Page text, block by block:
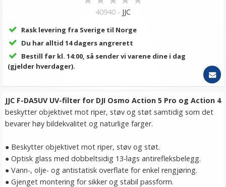
40940 - JJC
Rask levering fra Sverige til Norge
Du har alltid 14 dagers angrerett
Bestill før kl. 14:00, så sender vi varene dine i dag
(gjelder hverdager).
JJC F-DA5UV UV-filter for DJI Osmo Action 5 Pro og Action 4
beskytter objektivet mot riper, støv og støt samtidig som det
bevarer høy bildekvalitet og naturlige farger.
● Beskytter objektivet mot riper, støv og støt.
● Optisk glass med dobbeltsidig 13-lags antirefleksbelegg.
● Vann-, olje- og antistatisk overflate for enkel rengjøring.
● Gjenget montering for sikker og stabil passform.